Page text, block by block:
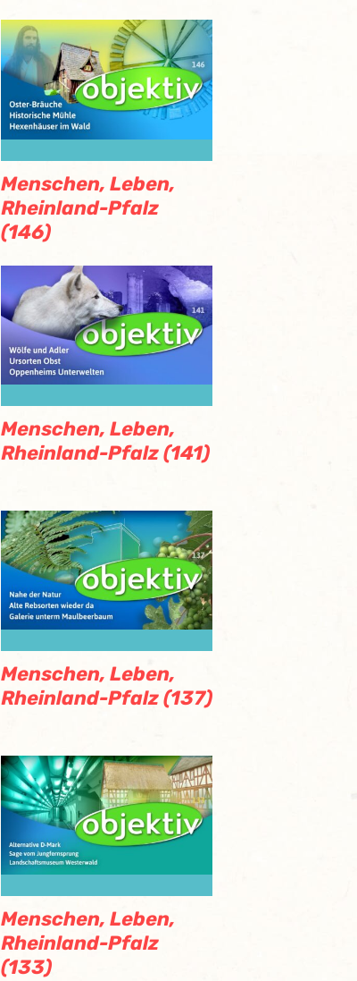
Menschen, Leben,
Rheinland-Pfalz
(146)
Menschen, Leben,
Rheinland-Pfalz (141)
Menschen, Leben,
Rheinland-Pfalz (137)
Menschen, Leben,
Rheinland-Pfalz
(133)